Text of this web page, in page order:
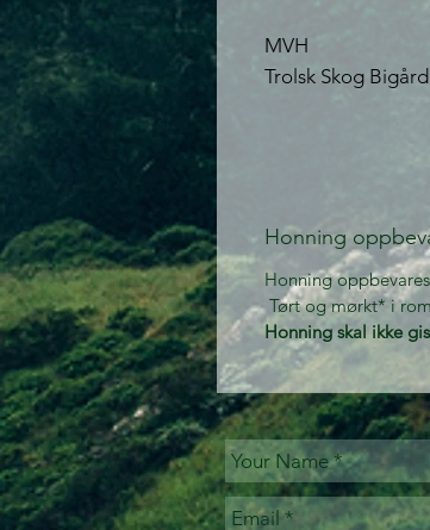
MVH
Trolsk Skog Bigård
Honning
Honning
Tørt og mørkt* i
Honning skal ikke